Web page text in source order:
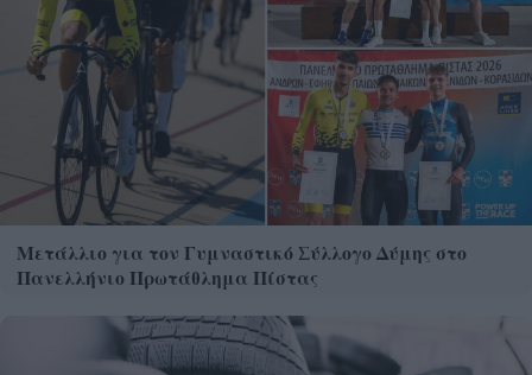
Μετάλλιο για τον Γυμναστικό Σύλλογο Δύμης στο
Πανελλήνιο Πρωτάθλημα Πίστας